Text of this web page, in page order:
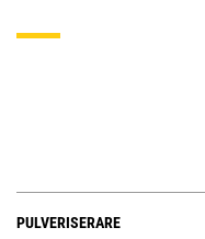
PULVERISERARE